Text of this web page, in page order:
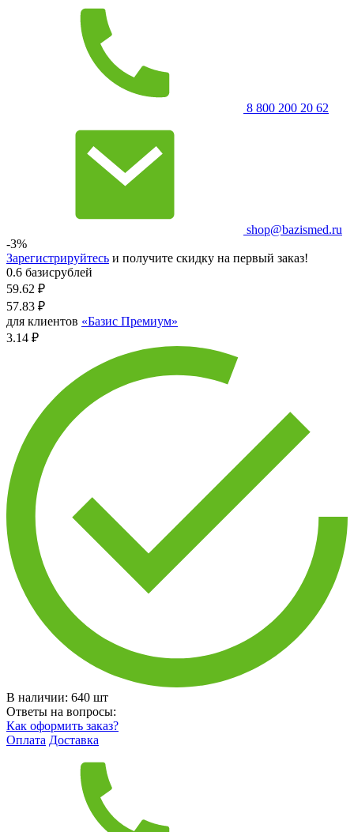
8 800 200 20 62
shop@bazismed.ru
-3%
Зарегистрируйтесь и получите скидку на первый заказ!
0.6 базисрублей
59.62 ₽
57.83 ₽
для клиентов «Базис Премиум»
3.14 ₽
В наличии: 640 шт
Ответы на вопросы:
Как оформить заказ?
Оплата Доставка